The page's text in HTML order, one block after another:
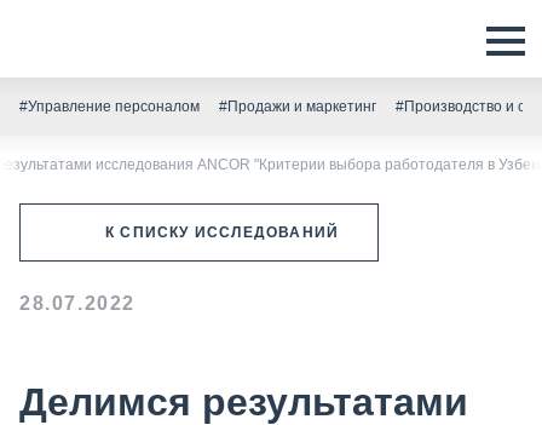
#Управление персоналом #Продажи и маркетинг #Производство и
исследования ANCOR "Критерии выбора работодателя в
К СПИСКУ ИССЛЕДОВАНИЙ
28.07.2022
Делимся результатами